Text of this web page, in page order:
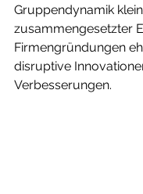
Gruppendynamik
zusammengesetzter
Firmengründungen
disruptive
Verbesserungen.